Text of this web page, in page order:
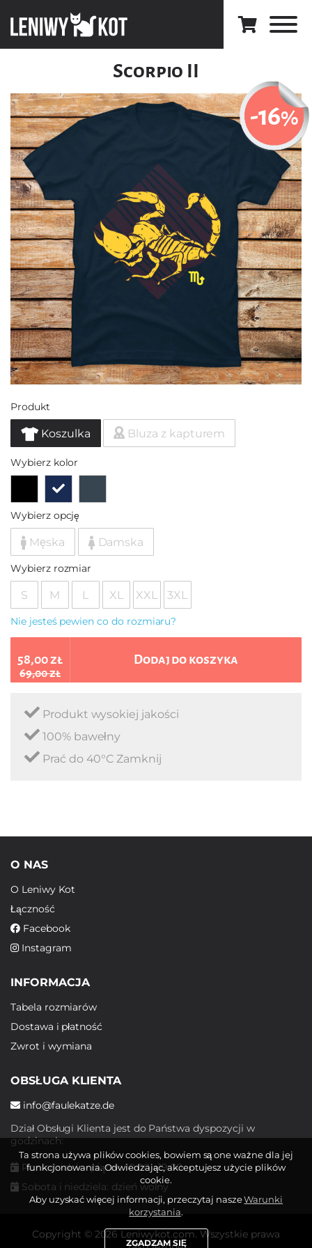
Scorpio II
-16%
Produkt
Koszulka Bluza z kapturem
Wybierz kolor
Wybierz opcję
Męska Damska
Wybierz rozmiar
S M L XL XXL 3XL
Nie jesteś pewien co do rozmiaru?
58,00 zł
69,00 zł
Dodaj do koszyka
Produkt wysokiej jakości
100% bawełny
Prać do 40°C Zamknij
O NAS
O Leniwy Kot
Łączność
Facebook
Instagram
INFORMACJA
Tabela rozmiarów
Dostawa i płatność
Zwrot i wymiana
OBSŁUGA KLIENTA
info@faulekatze.de
Dział Obsługi Klienta jest do Państwa dyspozycji w
godzinach:
Poniedziałek - piątek: 10:00 - 19:00
Sobota i niedziela: dzień wolny
Copyright © 2026 Leniwykot.com. Wszystkie prawa
Ta strona używa plików cookies, bowiem są one ważne dla jej
funkcjonowania. Odwiedzając, akceptujesz użycie plików
cookie.
Aby uzyskać więcej informacji, przeczytaj naszeWarunki
korzystania.
ZGADZAM SIĘ